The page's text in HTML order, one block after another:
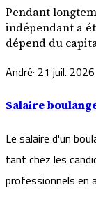
Pendant
indépendant a
dépend du
André· 21 juil. 2026
Salaire
Le salaire d'un
tant chez les
professionnels en